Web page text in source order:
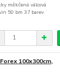
měkčená válcová
50 bm 37 barev
100x300cm,